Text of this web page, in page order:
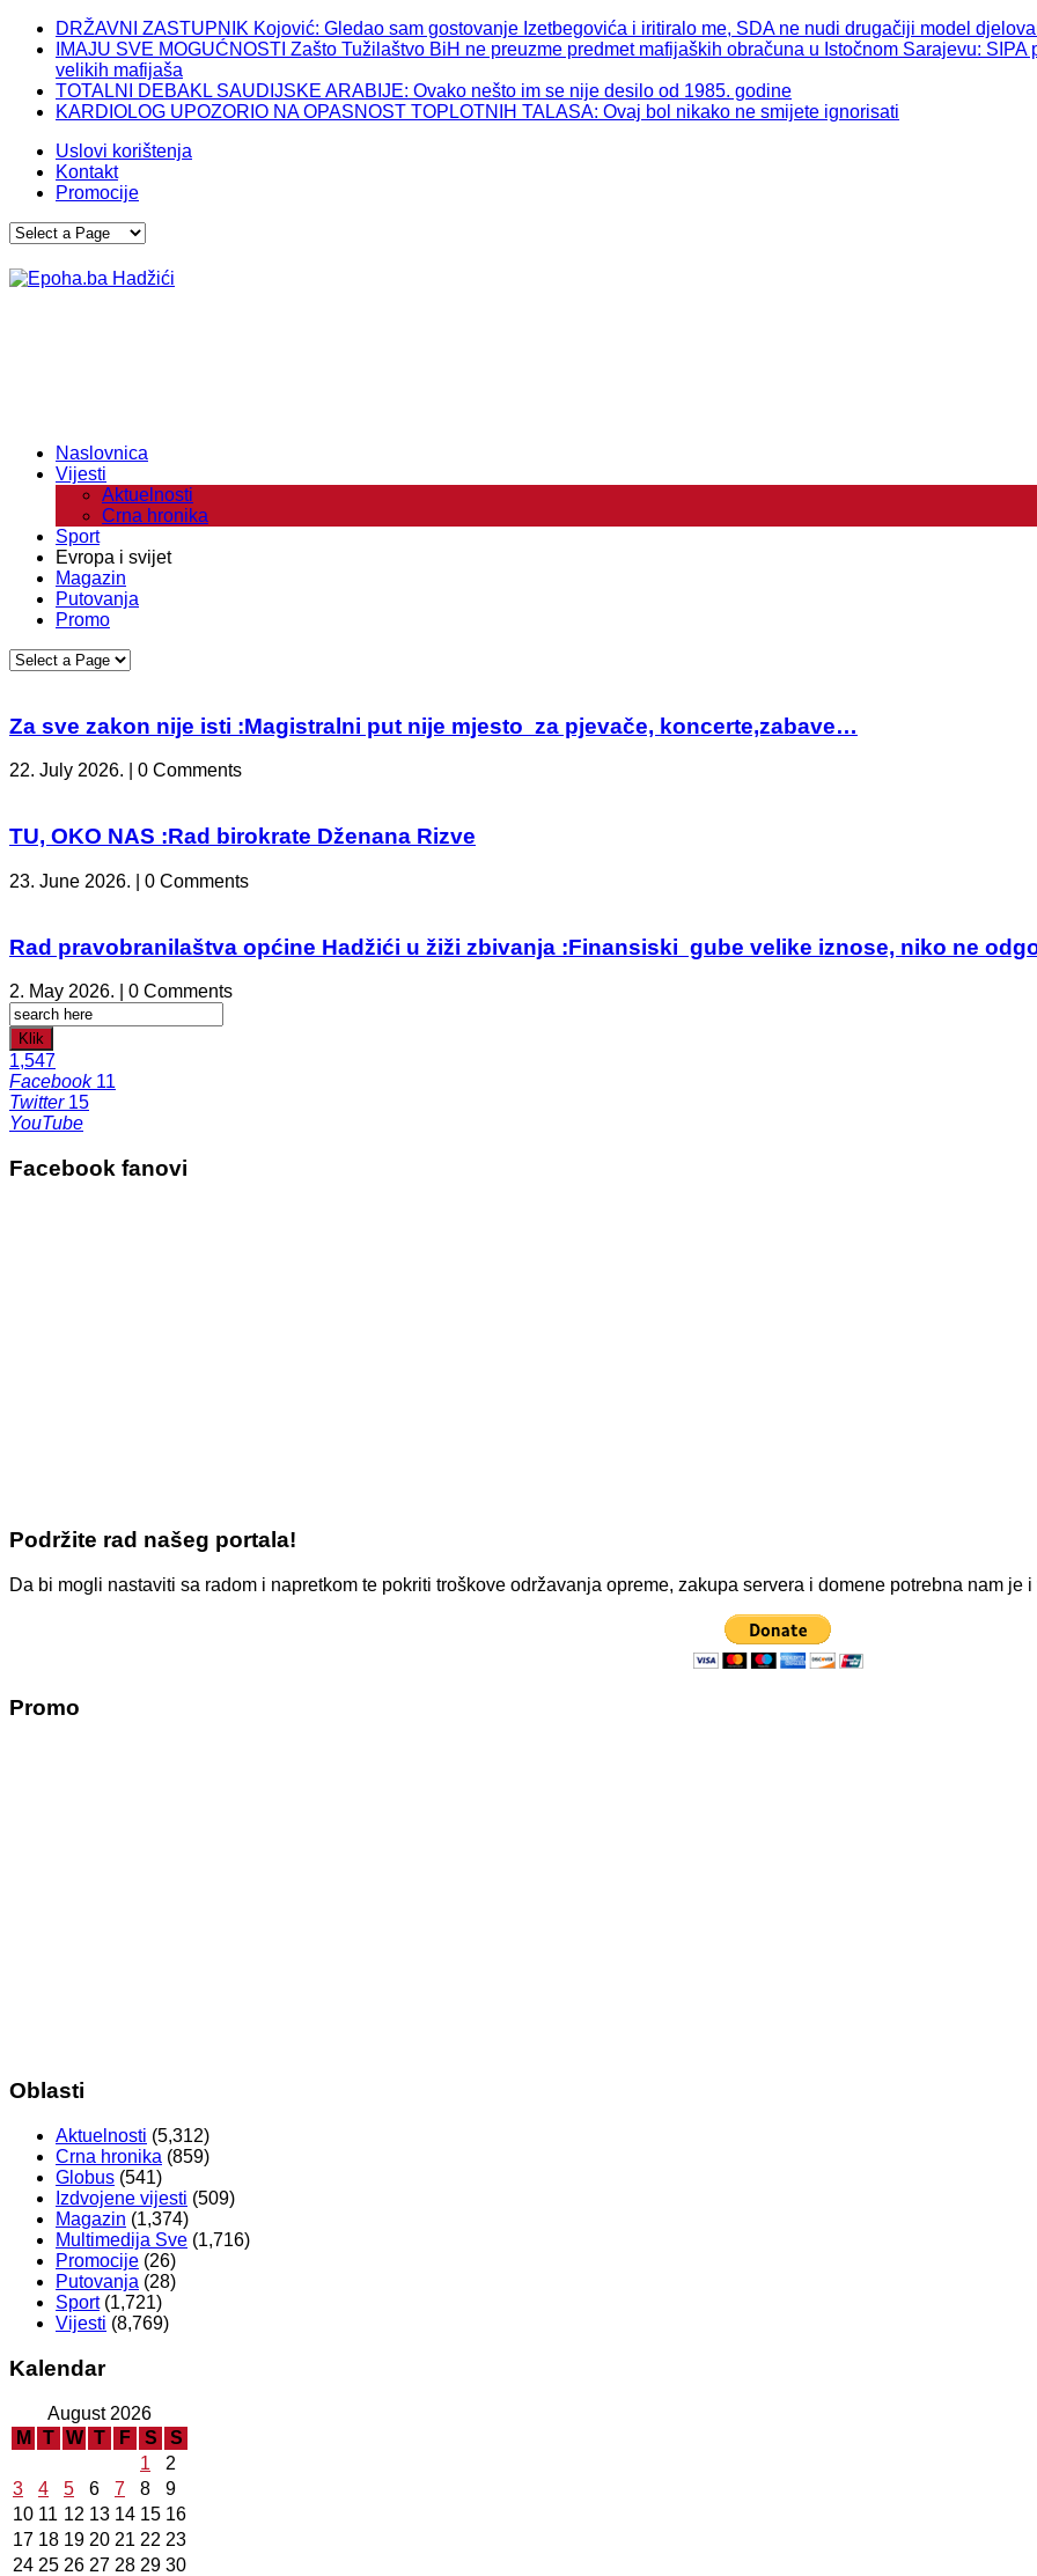
DRŽAVNI ZASTUPNIK Kojović: Gledao sam gostovanje Izetbegovića i iritiralo me, SDA ne nudi drugačiji model
IMAJU SVE MOGUĆNOSTI Zašto Tužilaštvo BiH ne preuzme predmet mafijaških obračuna u Istočnom Sarajevu:
velikih mafijaša
TOTALNI DEBAKL SAUDIJSKE ARABIJE: Ovako nešto im se nije desilo od 1985. godine
KARDIOLOG UPOZORIO NA OPASNOST TOPLOTNIH TALASA: Ovaj bol nikako ne smijete ignorisati
Uslovi korištenja
Kontakt
Promocije
Naslovnica
Vijesti
Aktuelnosti
Crna hronika
Sport
Evropa i svijet
Magazin
Putovanja
Promo
Za sve zakon nije isti :Magistralni put nije mjesto za pjevače, koncerte,zabave…
22. July 2026. | 0 Comments
TU, OKO NAS :Rad birokrate Dženana Rizve
23. June 2026. | 0 Comments
Rad pravobranilaštva općine Hadžići u žiži zbivanja :Finansiski gube velike iznose, niko ne
2. May 2026. | 0 Comments
Klik
1,547
Facebook 11
Twitter 15
YouTube
Facebook fanovi
Podržite rad našeg portala!
Da bi mogli nastaviti sa radom i napretkom te pokriti troškove održavanja opreme, zakupa servera i domene potrebna nam je i
Promo
Oblasti
Aktuelnosti (5,312)
Crna hronika (859)
Globus (541)
Izdvojene vijesti (509)
Magazin (1,374)
Multimedija Sve (1,716)
Promocije (26)
Putovanja (28)
Sport(1,721)
Vijesti (8,769)
Kalendar
August 2026
M
T W T F S S
1
2
3
4 5 6 7 8
9
10 11 12 13 14 15 16
17 18 19 20 21 22 23
24 25 26 27 28 29 30